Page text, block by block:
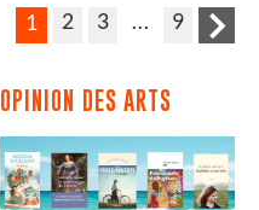
1 2 3 … 9
OPINION DES ARTS